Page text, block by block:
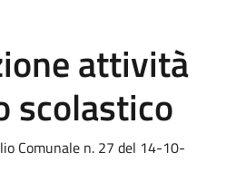
attività
scolastico
Comunale n. 27 del 14-10-